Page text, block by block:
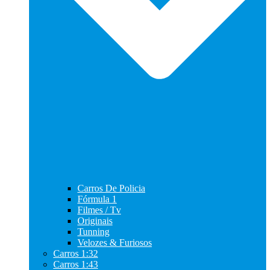
Carros De Policia
Fórmula 1
Filmes / Tv
Originais
Tunning
Velozes & Furiosos
Carros 1:32
Carros 1:43